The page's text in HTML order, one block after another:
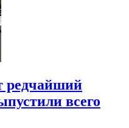
редчайший
всего